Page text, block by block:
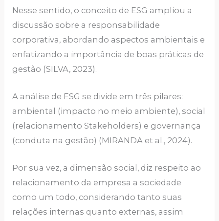
Nesse sentido, o conceito de ESG ampliou a
discussão sobre a responsabilidade
corporativa, abordando aspectos ambientais e
enfatizando a importância de boas práticas de
gestão (SILVA, 2023).
A análise de ESG se divide em três pilares:
ambiental (impacto no meio ambiente), social
(relacionamento Stakeholders) e governança
(conduta na gestão) (MIRANDA et al., 2024).
Por sua vez, a dimensão social, diz respeito ao
relacionamento da empresa a sociedade
como um todo, considerando tanto suas
relações internas quanto externas, assim